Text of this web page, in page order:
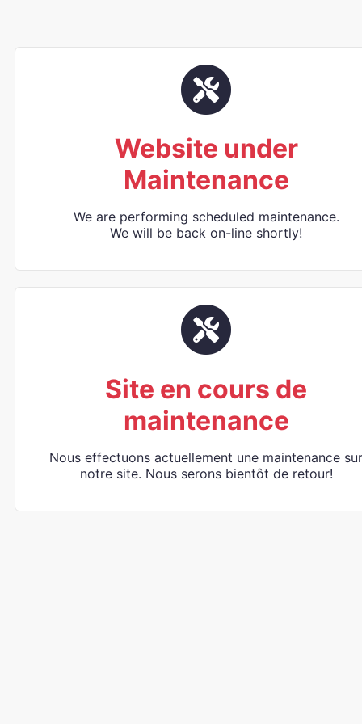
Website under
Maintenance
We are performing scheduled maintenance.
We will be back on-line shortly!
Site en cours de
maintenance
Nous effectuons actuellement une maintenance sur
notre site. Nous serons bientôt de retour!